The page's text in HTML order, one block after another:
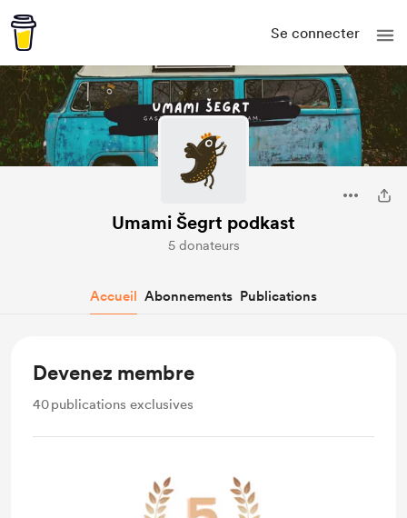
Se connecter
Umami Šegrt podkast
5 donateurs
Accueil Abonnements Publications
Devenez membre
40publications exclusives